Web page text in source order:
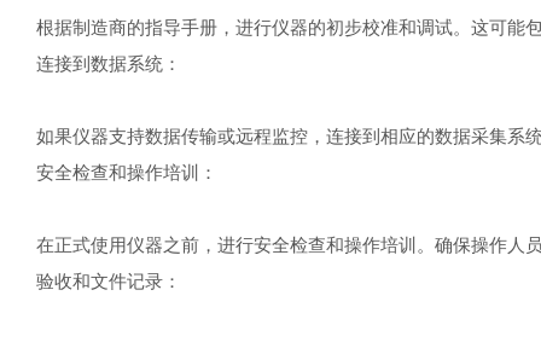
根据制造商的指导手册，进行仪器的初步校准和调试。这可能
连接到数据系统：
如果仪器支持数据传输或远程监控，连接到相应的数据采集系
安全检查和操作培训：
在正式使用仪器之前，进行安全检查和操作培训。确保操作人
验收和文件记录：